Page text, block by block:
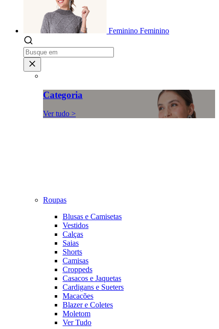
Feminino Feminino
Categoria
Ver tudo >
Roupas
Blusas e Camisetas
Vestidos
Calças
Saias
Shorts
Camisas
Croppeds
Casacos e Jaquetas
Cardigans e Sueters
Macacões
Blazer e Coletes
Moletom
Ver Tudo